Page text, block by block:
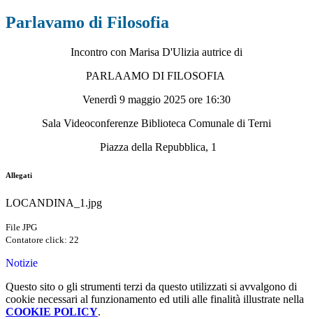
Parlavamo di Filosofia
Incontro con Marisa D'Ulizia autrice di
PARLAAMO DI FILOSOFIA
Venerdì 9 maggio 2025 ore 16:30
Sala Videoconferenze Biblioteca Comunale di Terni
Piazza della Repubblica, 1
Allegati
LOCANDINA_1.jpg
File JPG
Contatore click: 22
Notizie
Questo sito o gli strumenti terzi da questo utilizzati si avvalgono di
cookie necessari al funzionamento ed utili alle finalità illustrate nella
COOKIE POLICY.